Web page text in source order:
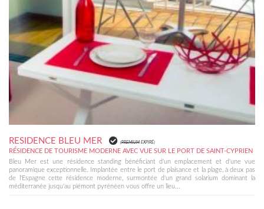
RESIDENCE BLEU MER (PREMIUMEXPIRÉ)
RÉSIDENCE DE TOURISME MODERNE AVEC VUE SUR LE PORT DE SAINT-CYPRIEN
Bleu Mer est une résidence standing bénéficiant d'un emplacement et d'une vue
panoramique exceptionnelle. Implantée entre le port de plaisance et la plage, à deux pas
de l'Espagne cette résidence moderne, surmontée d'un grand solarium dominant la
méditerranée jusqu'au piémont pyrénéen vous offre un lieu...